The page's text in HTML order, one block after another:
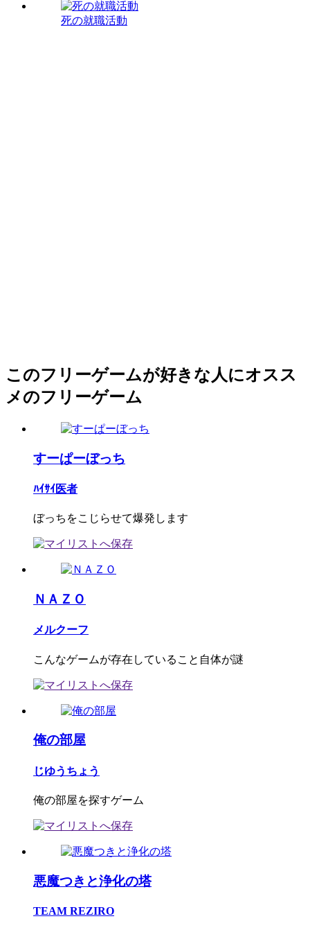
死の就職活動
このフリーゲームが好きな人にオスス
メのフリーゲーム
すーぱーぼっち
ﾊｲｻｲ医者
ぼっちをこじらせて爆発します
ＮＡＺＯ
メルクーフ
こんなゲームが存在していること自体が謎
俺の部屋
じゆうちょう
俺の部屋を探すゲーム
悪魔つきと浄化の塔
TEAM REZIRO